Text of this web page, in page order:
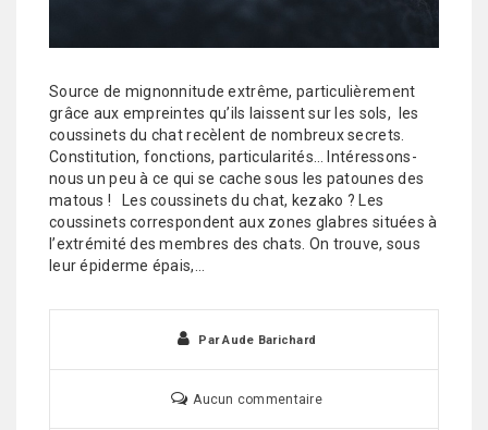
Source de mignonnitude extrême, particulièrement
grâce aux empreintes qu’ils laissent sur les sols, les
coussinets du chat recèlent de nombreux secrets.
Constitution, fonctions, particularités… Intéressons-
nous un peu à ce qui se cache sous les patounes des
matous ! Les coussinets du chat, kezako ? Les
coussinets correspondent aux zones glabres situées à
l’extrémité des membres des chats. On trouve, sous
leur épiderme épais,…
ParAude Barichard
Aucun commentaire